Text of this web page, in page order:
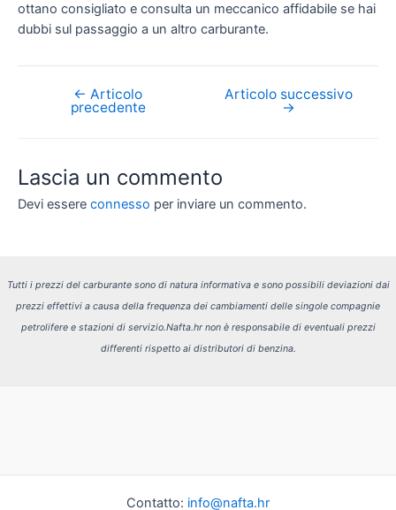
ottano consigliato e consulta un meccanico affidabile se hai
dubbi sul passaggio a un altro carburante.
Navigazione
← Articolo
precedente
Articolo successivo
→
Lascia un commento
Devi essere connesso per inviare un commento.
Tutti i prezzi del carburante sono di natura informativa e sono possibili deviazioni dai
prezzi effettivi a causa della frequenza dei cambiamenti delle singole compagnie
petrolifere e stazioni di servizio.Nafta.hr non è responsabile di eventuali prezzi
differenti rispetto ai distributori di benzina.
Contatto: info@nafta.hr